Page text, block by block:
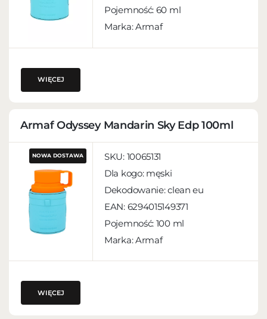
Pojemność: 60 ml
Marka: Armaf
WIĘCEJ
Armaf Odyssey Mandarin Sky Edp 100ml
NOWA DOSTAWA SKU: 10065131
Dla kogo: męski
Dekodowanie:clean eu
EAN: 6294015149371
Pojemność: 100 ml
Marka: Armaf
WIĘCEJ